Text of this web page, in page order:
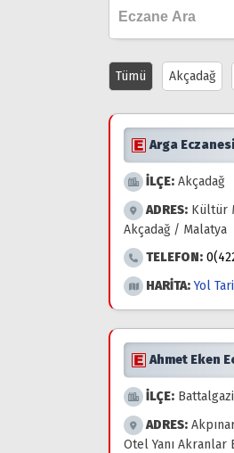
Tümü Akçadağ
Arga Eczanesi
İLÇE: Akçadağ
ADRES: Kültür
Akçadağ / Malatya
TELEFON:
HARİTA: Yol
Ahmet Eken
İLÇE: Battalgazi
ADRES:
Otel Yanı Akranlar